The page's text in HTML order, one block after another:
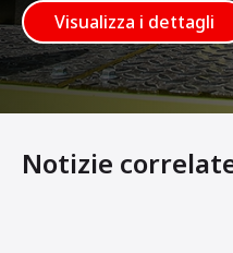
Visualizza i dettagli
Notizie